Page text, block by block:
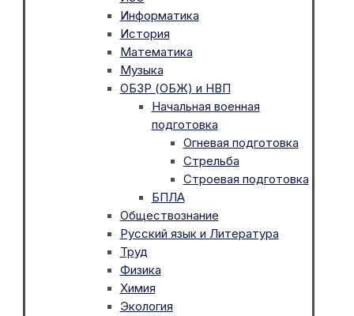
Информатика
История
Математика
Музыка
ОБЗР (ОБЖ) и НВП
Начальная военная
подготовка
Огневая подготовка
Стрельба
Строевая подготовка
БПЛА
Обществознание
Русский язык и Литература
Труд
Физика
Химия
Экология